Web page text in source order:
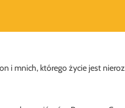
i mnich, którego życie jest